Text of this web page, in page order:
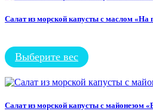
вариаций.
выбрать
на
товара.
Салат из морской капусты с маслом «На
Выберите вес
Этот
имеет
вариаций.
Салат из морской капусты с майонезом